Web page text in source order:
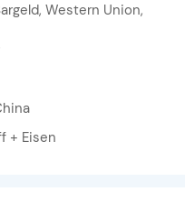
Western Union,
+ Eisen